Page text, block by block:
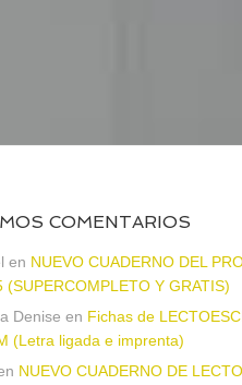
COMENTARIOS
en NUEVO CUADERNO DEL
(SUPERCOMPLETO Y GRATIS)
Denise en Fichas de
(Letra ligada e imprenta)
NUEVO CUADERNO DE